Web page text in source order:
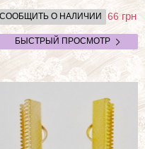
СООБЩИТЬ О НАЛИЧИИ 66грн
БЫСТРЫЙ ПРОСМОТР